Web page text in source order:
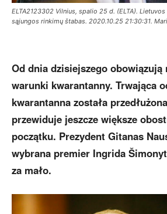
ELTA2123302 Vilnius, spalio 25 d. (ELTA).
sąjungos rinkimų štabas. 2020.10.25 21:30:31.
Od dnia dzisiejszego obowiązują
warunki kwarantanny. Trwająca
kwarantanna została
przewiduje jeszcze większe
początku. Prezydent Gitanas
wybrana premier Ingrida
za mało.